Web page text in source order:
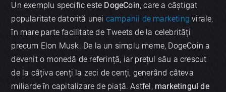
Un exemplu specific este DogeCoin, care a câștigat
popularitate datorită unei campanii de marketing virale,
în mare parte facilitate de Tweets de la celebrități
precum Elon Musk. De la un simplu meme, DogeCoin a
devenit o monedă de referință, iar prețul său a crescut
de la câțiva cenți la zeci de cenți, generând câteva
miliarde în capitalizare de piață. Astfel, marketingul de